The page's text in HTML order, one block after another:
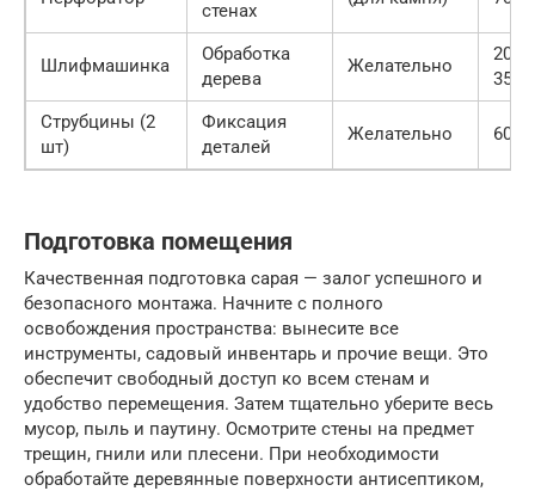
стенах
Шлифмашинка
Обработка
дерева
Желательно
2000-
3500
Струбцины (2
шт)
Фиксация
деталей
Желательно 600
Подготовка помещения
Качественная подготовка сарая — залог успешного и
безопасного монтажа. Начните с полного
освобождения пространства: вынесите все
инструменты, садовый инвентарь и прочие вещи. Это
обеспечит свободный доступ ко всем стенам и
удобство перемещения. Затем тщательно уберите весь
мусор, пыль и паутину. Осмотрите стены на предмет
трещин, гнили или плесени. При необходимости
обработайте деревянные поверхности антисептиком,